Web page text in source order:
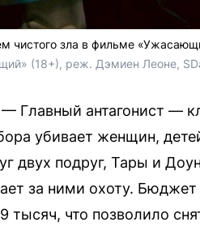
чистого зла в фильме
(18+), реж. Дэмиен Леоне,
— Главный антагонист —
убивает женщин,
двух подруг, Тары и
за ними охоту.
тысяч, что позволило